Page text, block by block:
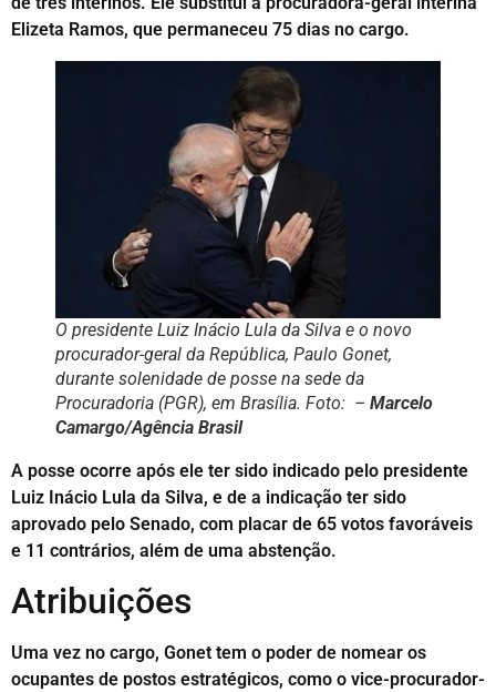
Elizeta Ramos, que permaneceu 75 dias no cargo.
O presidente Luiz Inácio Lula da Silva e o novo
procurador-geral da República, Paulo Gonet,
durante solenidade de posse na sede da
Procuradoria (PGR), em Brasília. Foto: – Marcelo
Camargo/Agência Brasil
A posse ocorre após ele ter sido indicado pelo presidente
Luiz Inácio Lula da Silva, e de a indicação ter sido
aprovado pelo Senado, com placar de 65 votos favoráveis
e 11 contrários, além de uma abstenção.
Atribuições
Uma vez no cargo, Gonet tem o poder de nomear os
ocupantes de postos estratégicos, como o vice-procurador-